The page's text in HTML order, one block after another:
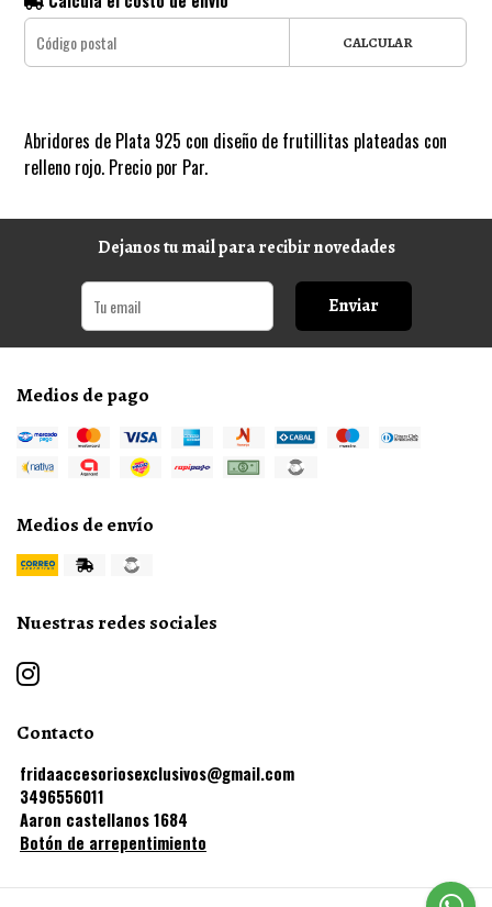
CALCULAR
Abridores de Plata 925 con diseño de frutillitas plateadas con
relleno rojo. Precio por Par.
Dejanos tu mail para recibir novedades
Enviar
Medios de pago
Medios de envío
Nuestras redes sociales
Contacto
fridaaccesoriosexclusivos@gmail.com
3496556011
Aaron castellanos 1684
Botón de arrepentimiento